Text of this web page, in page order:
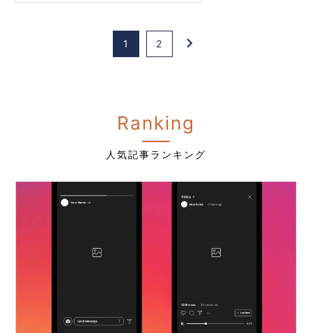
1 2 keyboard_arrow_right
Ranking
人気記事ランキング